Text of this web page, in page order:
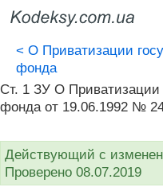
< О Приватизации
фонда
Ст. 1 ЗУ О Приватизации
фонда от 19.06.1992 №
Действующий с
Проверено 08.07.2019